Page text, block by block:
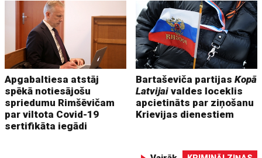
Apgabaltiesa atstāj
spēkā notiesājošu
spriedumu Rimšēvičam
par viltota Covid-19
sertifikāta iegādi
Bartaševiča partijasKopā
Latvijai valdes loceklis
apcietināts par ziņošanu
Krievijas dienestiem